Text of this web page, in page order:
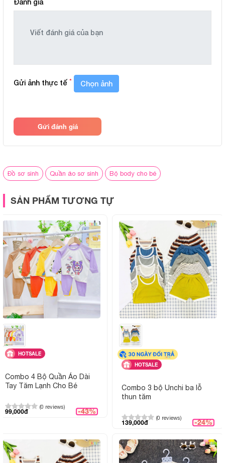
Đánh giá
Gửi ảnh thực tế * Chọn ảnh
Gửi đánh giá
Đồ sơ sinh Quần áo sơ sinh Bộ body cho bé
SẢN PHẨM TƯƠNG TỰ
HOTSALE
Combo 4 Bộ Quần Áo Dài
Tay Tăm Lạnh Cho Bé
(0 reviews)
99,000đ -43%
HOTSALE
Combo 3 bộ Unchi ba lỗ
thun tăm
(0 reviews)
139,000đ -24%